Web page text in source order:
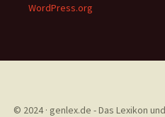
WordPress.org
© 2024 · genlex.de - Das Lexikon